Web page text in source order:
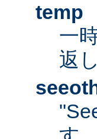
temp
一
返